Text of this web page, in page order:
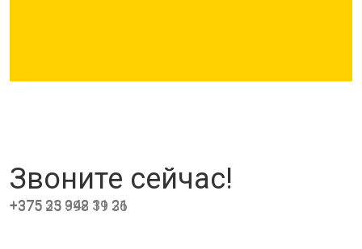
Звоните сейчас!
+375 33 342 31 21
+375 25 998 19 36